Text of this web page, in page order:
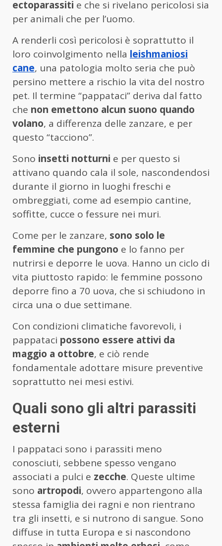
ectoparassiti e che si rivelano pericolosi sia
per animali che per l’uomo.
A renderli così pericolosi è soprattutto il
loro coinvolgimento nella leishmaniosi
cane, una patologia molto seria che può
persino mettere a rischio la vita del nostro
pet. Il termine “pappataci” deriva dal fatto
che non emettono alcun suono quando
volano, a differenza delle zanzare, e per
questo “tacciono”.
Sono insetti notturni e per questo si
attivano quando cala il sole, nascondendosi
durante il giorno in luoghi freschi e
ombreggiati, come ad esempio cantine,
soffitte, cucce o fessure nei muri.
Come per le zanzare, sono solo le
femmine che pungono e lo fanno per
nutrirsi e deporre le uova. Hanno un ciclo di
vita piuttosto rapido: le femmine possono
deporre fino a 70 uova, che si schiudono in
circa una o due settimane.
Con condizioni climatiche favorevoli, i
pappataci possono essere attivi da
maggio a ottobre, e ciò rende
fondamentale adottare misure preventive
soprattutto nei mesi estivi.
Quali sono gli altri parassiti
esterni
I pappataci sono i parassiti meno
conosciuti, sebbene spesso vengano
associati a pulci e zecche. Queste ultime
sono artropodi, ovvero appartengono alla
stessa famiglia dei ragni e non rientrano
tra gli insetti, e si nutrono di sangue. Sono
diffuse in tutta Europa e si nascondono